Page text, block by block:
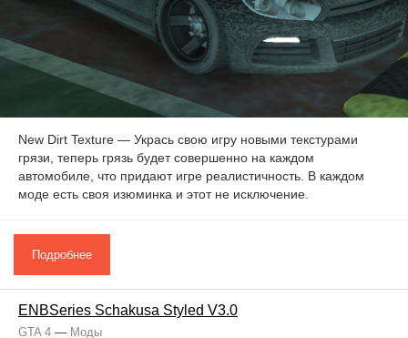
New Dirt Texture — Укрась свою игру новыми текстурами
грязи, теперь грязь будет совершенно на каждом
автомобиле, что придают игре реалистичность. В каждом
моде есть своя изюминка и этот не исключение.
Подробнее
ENBSeries Schakusa Styled V3.0
GTA 4 — Моды